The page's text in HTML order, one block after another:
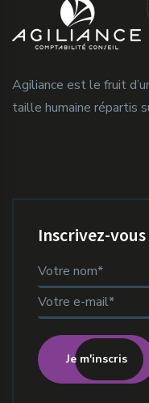
Agiliance est le fruit
taille humaine répartis
Inscrivez-
Je m'inscris